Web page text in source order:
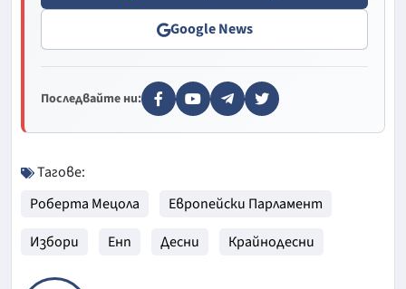
Google News
Последвайте ни:
Тагове:
Роберта Мецола
Европейски Парламент
Избори
Енп Десни Крайнодесни